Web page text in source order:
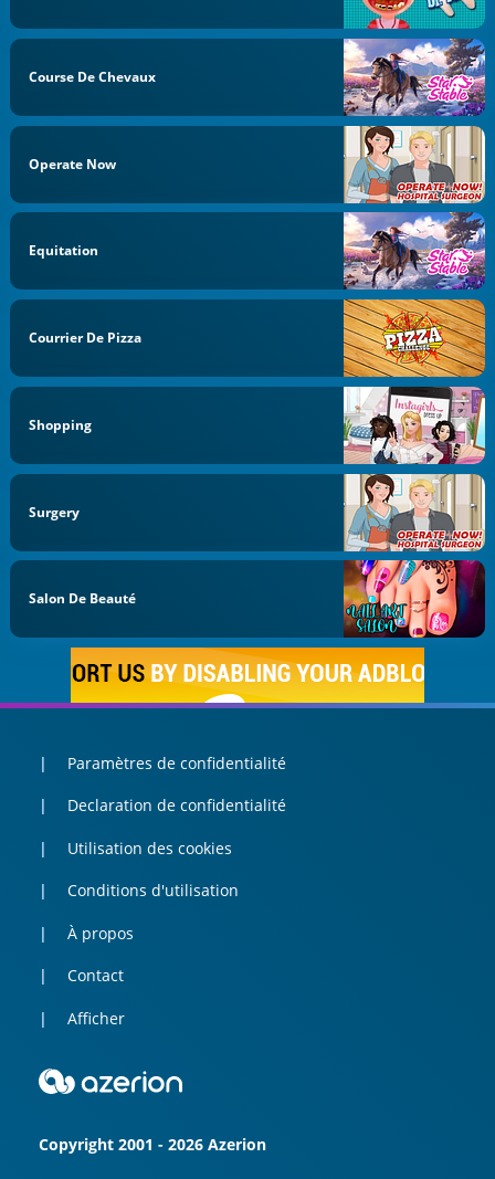
Course De Chevaux
Operate Now
Equitation
Courrier De Pizza
Shopping
Surgery
Salon De Beauté
Paramètres de confidentialité
Declaration de confidentialité
Utilisation des cookies
Conditions d'utilisation
À propos
Contact
Afficher
Copyright 2001 - 2026 Azerion